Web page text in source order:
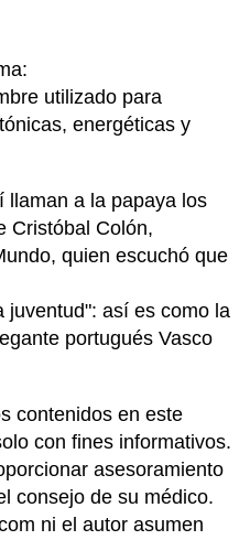
utilizado para
energéticas y
llaman a la papaya los
Cristóbal Colón,
quien escuchó que
juventud": así es como la
portugués Vasco
contenidos en este
con fines informativos.
asesoramiento
consejo de su médico.
ni el autor asumen